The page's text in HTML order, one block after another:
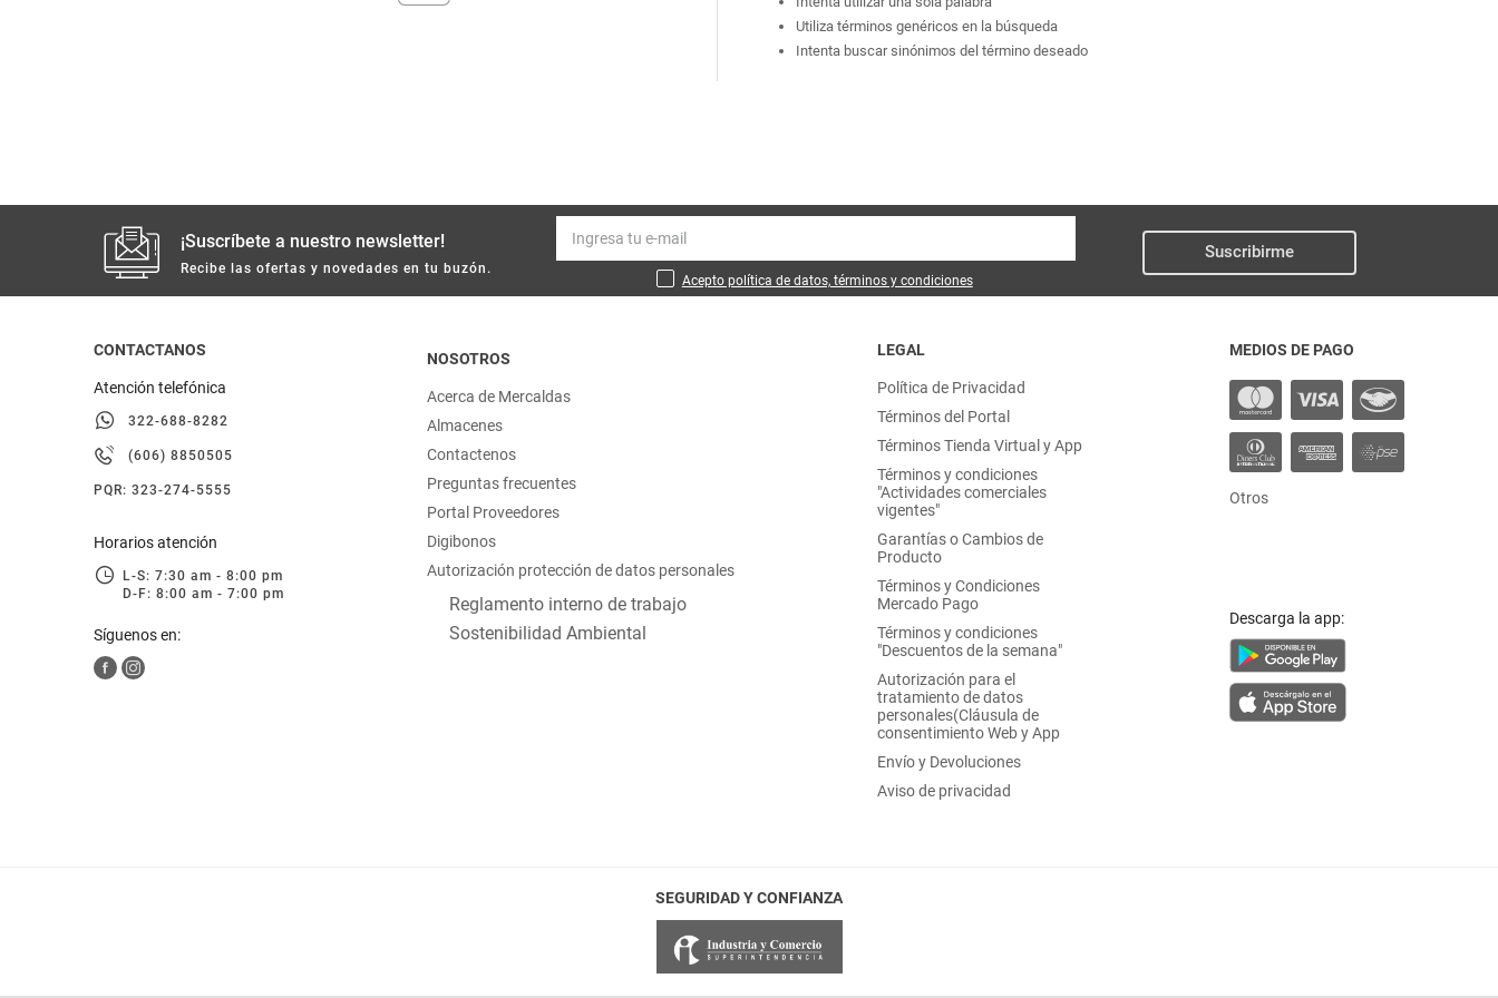
mascotas
cuidado personal
otros
tecnología
Utiliza términos genéricos en la búsqueda
Intenta buscar sinónimos del término deseado
¡Suscríbete a nuestro newsletter!
Recibe las ofertas y novedades en tu buzón.
Acepto política de datos, términos y condiciones
Suscribirme
CONTACTANOS
Atención telefónica
322-688-8282
(606) 8850505
PQR: 323-274-5555
Horarios atención
L-S: 7:30 am - 8:00 pm
D-F: 8:00 am - 7:00 pm
Síguenos en:
NOSOTROS
Acerca de Mercaldas
Almacenes
Contactenos
Preguntas frecuentes
Portal Proveedores
Digibonos
Autorización protección de datos personales
Reglamento interno de trabajo
Sostenibilidad Ambiental
LEGAL
Política de Privacidad
Términos del Portal
Términos Tienda Virtual y App
Términos y condiciones
"Actividades comerciales
vigentes"
Garantías o Cambios de
Producto
Términos y Condiciones
Mercado Pago
Términos y condiciones
"Descuentos de la semana"
Autorización para el
tratamiento de datos
personales(Cláusula de
consentimiento Web y App
Envío y Devoluciones
Aviso de privacidad
MEDIOS DE PAGO
Otros
Descarga la app:
SEGURIDAD Y CONFIANZA